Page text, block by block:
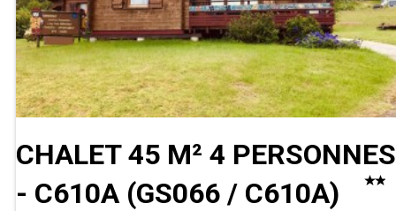
CHALET 45 M² 4 PERSONNES
- C610A (GS066 / C610A)